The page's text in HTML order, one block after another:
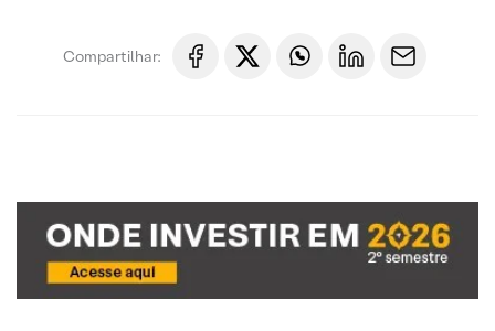
Compartilhar: